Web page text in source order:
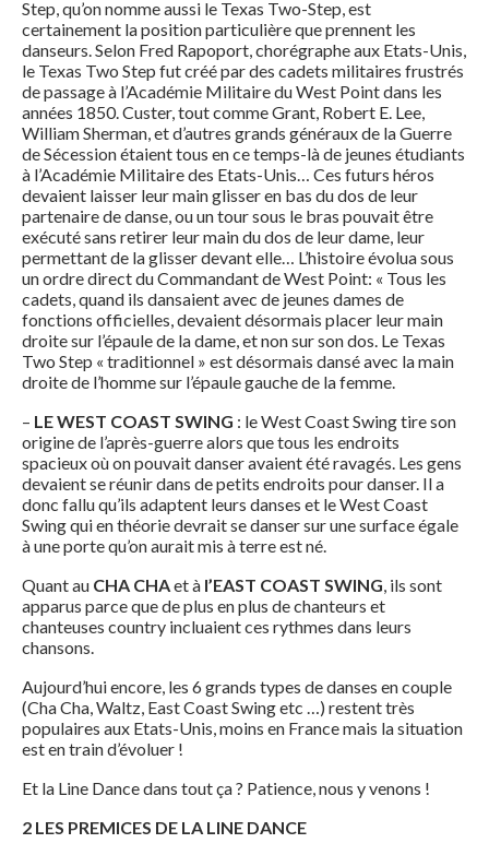
Step, qu’on nomme aussi le Texas Two-Step, est
certainement la position particulière que prennent les
danseurs. Selon Fred Rapoport, chorégraphe aux Etats-Unis,
le Texas Two Step fut créé par des cadets militaires frustrés
de passage à l’Académie Militaire du West Point dans les
années 1850. Custer, tout comme Grant, Robert E. Lee,
William Sherman, et d’autres grands généraux de la Guerre
de Sécession étaient tous en ce temps-là de jeunes étudiants
à l’Académie Militaire des Etats-Unis… Ces futurs héros
devaient laisser leur main glisser en bas du dos de leur
partenaire de danse, ou un tour sous le bras pouvait être
exécuté sans retirer leur main du dos de leur dame, leur
permettant de la glisser devant elle… L’histoire évolua sous
un ordre direct du Commandant de West Point: « Tous les
cadets, quand ils dansaient avec de jeunes dames de
fonctions officielles, devaient désormais placer leur main
droite sur l’épaule de la dame, et non sur son dos. Le Texas
Two Step « traditionnel » est désormais dansé avec la main
droite de l’homme sur l’épaule gauche de la femme.
– LE WEST COAST SWING : le West Coast Swing tire son
origine de l’après-guerre alors que tous les endroits
spacieux où on pouvait danser avaient été ravagés. Les gens
devaient se réunir dans de petits endroits pour danser. Il a
donc fallu qu’ils adaptent leurs danses et le West Coast
Swing qui en théorie devrait se danser sur une surface égale
à une porte qu’on aurait mis à terre est né.
Quant au CHA CHAet à l’EAST COAST SWING, ils sont
apparus parce que de plus en plus de chanteurs et
chanteuses country incluaient ces rythmes dans leurs
chansons.
Aujourd’hui encore, les 6 grands types de danses en couple
(Cha Cha, Waltz, East Coast Swing etc …) restent très
populaires aux Etats-Unis, moins en France mais la situation
est en train d’évoluer !
Et la Line Dance dans tout ça ? Patience, nous y venons !
2 LES PREMICES DE LA LINE DANCE